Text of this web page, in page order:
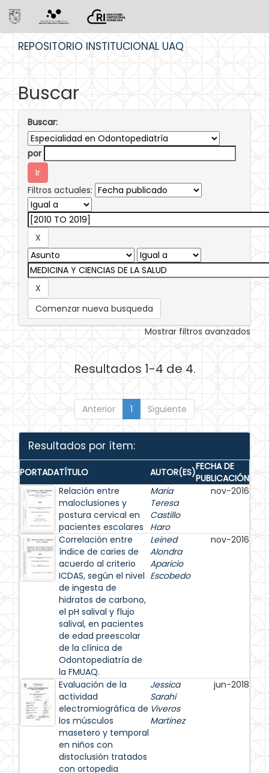
REPOSITORIO INSTITUCIONAL UAQ
Buscar
Buscar:
por
Filtros actuales:
Comenzar nueva busqueda
Mostrar filtros avanzados
Resultados 1-4 de 4.
Anterior 1 Siguiente
Resultados por ítem:
PORTADATÍTULO AUTOR(ES)FECHA DE
PUBLICACIÓN
Relación entre
maloclusiones y
postura cervical en
pacientes escolares
Maria
Teresa
Castillo
Haro
nov-2016
Correlación entre
índice de caries de
acuerdo al criterio
ICDAS, según el nivel
de ingesta de
hidratos de carbono,
el pH salival y flujo
salival, en pacientes
de edad preescolar
de la clínica de
Odontopediatría de
la FMUAQ.
Leined
Alondra
Aparicio
Escobedo
nov-2016
Evaluación de la
actividad
electromiográfica de
los músculos
masetero y temporal
en niños con
distoclusión tratados
con ortopedia
Jessica
Sarahi
Viveros
Martinez
jun-2018